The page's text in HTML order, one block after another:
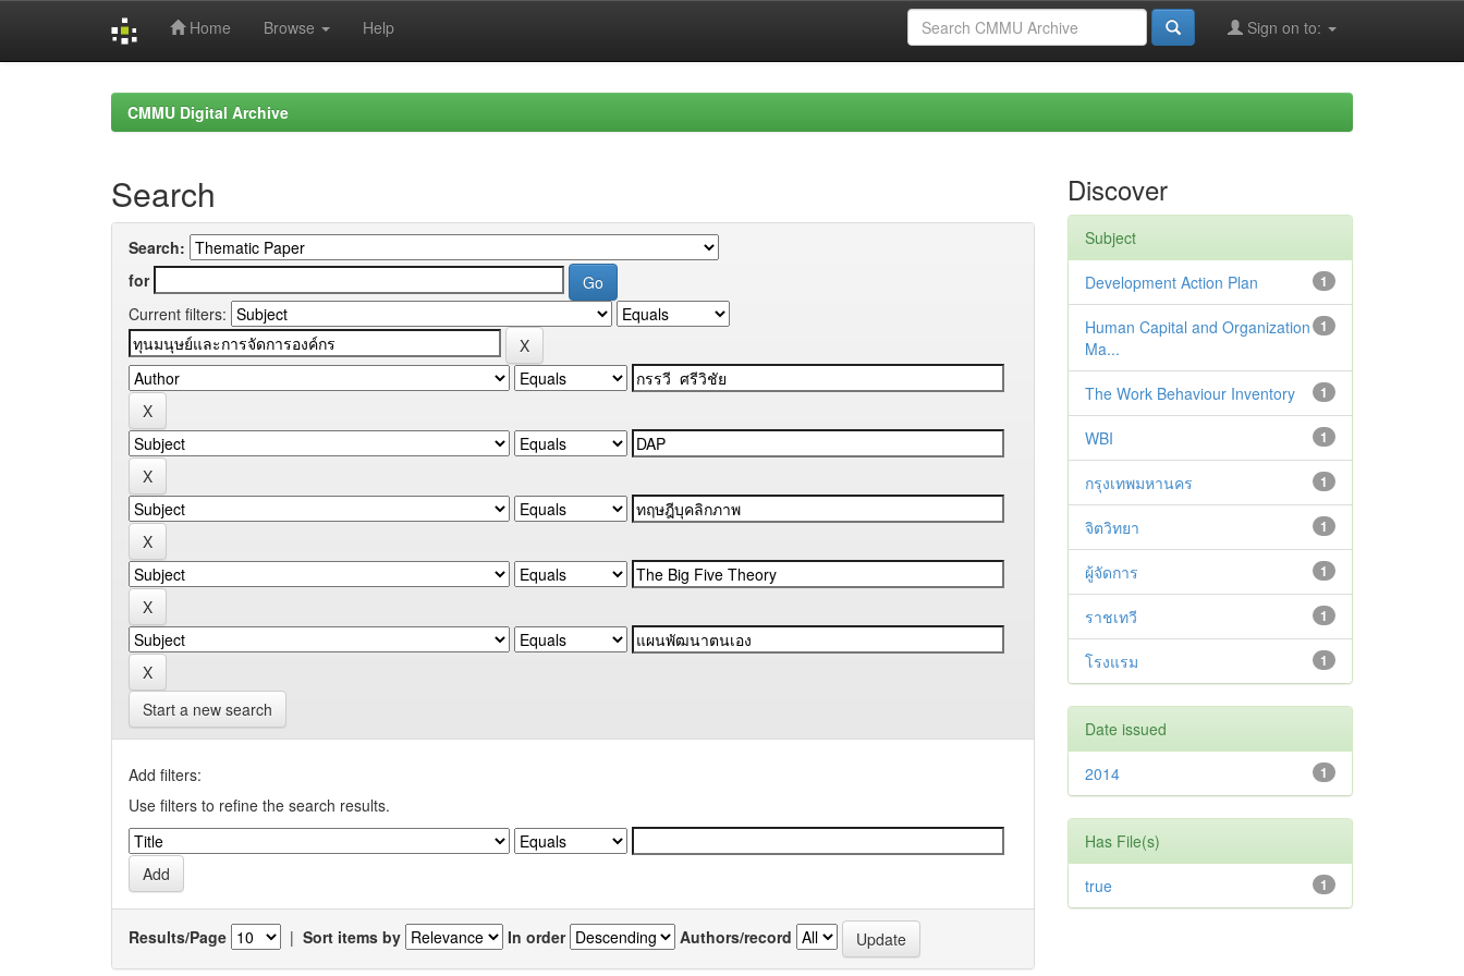
Home Browse Help Sign on to:
CMMU Digital Archive
Search
Search:
for
Current filters:
Start a new search
Add filters:
Use filters to refine the search results.
Results/Page | Sort items by In order Authors/record
Discover
Subject
1
Development Action Plan
1
Human Capital and Organization
Ma...
1
The Work Behaviour Inventory
1
WBI
1
กรุงเทพมหานคร
1
จิตวิทยา
1
ผู้จัดการ
1
ราชเทวี
1
โรงแรม
Date issued
1
2014
Has File(s)
1
true